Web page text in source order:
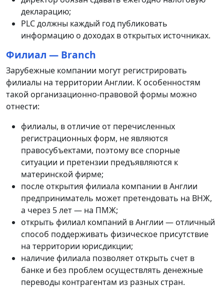
декларацию;
PLC должны каждый год публиковать
информацию о доходах в открытых источниках.
Филиал — Branch
Зарубежные компании могут регистрировать
филиалы на территории Англии. К особенностям
такой организационно-правовой формы можно
отнести:
филиалы, в отличие от перечисленных
регистрационных форм, не являются
правосубъектами, поэтому все спорные
ситуации и претензии предъявляются к
материнской фирме;
после открытия филиала компании в Англии
предприниматель может претендовать на ВНЖ,
а через 5 лет — на ПМЖ;
открыть филиал компаний в Англии — отличный
способ поддерживать физическое присутствие
на территории юрисдикции;
наличие филиала позволяет открыть счет в
банке и без проблем осуществлять денежные
переводы контрагентам из разных стран.